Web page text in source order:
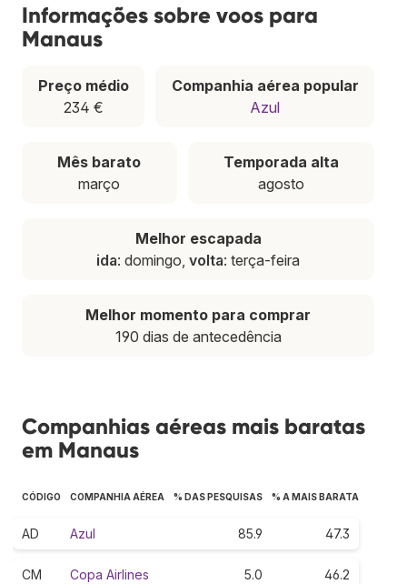
Informações sobre voos para
Manaus
Preço médio
234 €
Companhia aérea popular
Azul
Mês barato
março
Temporada alta
agosto
Melhor escapada
ida: domingo, volta: terça-feira
Melhor momento para comprar
190 dias de antecedência
Companhias aéreas mais baratas
em Manaus
CÓDIGO COMPANHIA AÉREA % DAS PESQUISAS % A MAIS BARATA
AD Azul 85.9 47.3
CM Copa Airlines 5.0 46.2